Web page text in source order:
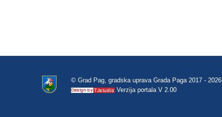
© Grad Pag, gradska uprava Grada Paga 2017 - 2026
Verzija portala V 2.00